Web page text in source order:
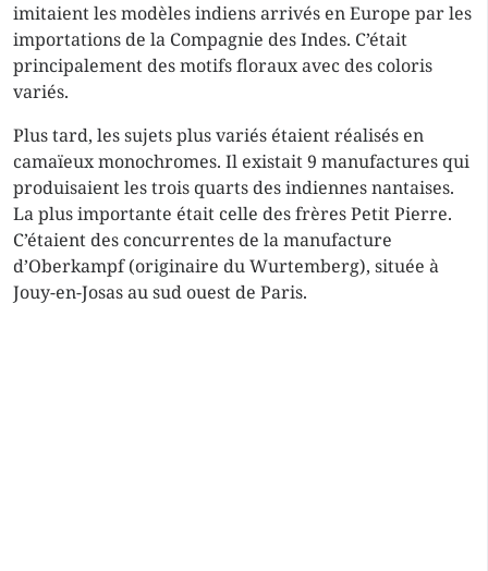
imitaient les modèles indiens arrivés en Europe par les
importations de la Compagnie des Indes. C’était
principalement des motifs floraux avec des coloris
variés.
Plus tard, les sujets plus variés étaient réalisés en
camaïeux monochromes. Il existait 9 manufactures qui
produisaient les trois quarts des indiennes nantaises.
La plus importante était celle des frères Petit Pierre.
C’étaient des concurrentes de la manufacture
d’Oberkampf (originaire du Wurtemberg), située à
Jouy-en-Josas au sud ouest de Paris.